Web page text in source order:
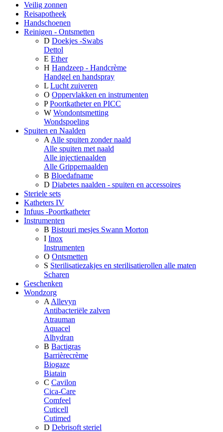
Veilig zonnen
Reisapotheek
Handschoenen
Reinigen - Ontsmetten
D Doekjes -Swabs
Dettol
E Ether
H Handzeep - Handcrème
Handgel en handspray
L Lucht zuiveren
O Oppervlakken en instrumenten
P Poortkatheter en PICC
W Wondontsmetting
Wondspoeling
Spuiten en Naalden
A Alle spuiten zonder naald
Alle spuiten met naald
Alle injectienaalden
Alle Grippernaalden
B Bloedafname
D Diabetes naalden - spuiten en accessoires
Steriele sets
Katheters IV
Infuus -Poortkatheter
Instrumenten
B Bistouri mesjes Swann Morton
I Inox
Instrumenten
O Ontsmetten
S Sterilisatiezakjes en sterilisatierollen alle maten
Scharen
Geschenken
Wondzorg
A Allevyn
Antibacteriële zalven
Atrauman
Aquacel
Alhydran
B Bactigras
Barrièrecrème
Biogaze
Biatain
C Cavilon
Cica-Care
Comfeel
Cuticell
Cutimed
D Debrisoft steriel